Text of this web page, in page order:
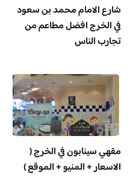
شارع الامام محمد بن سعود
في الخرج افضل مطاعم من
تجارب الناس
مقهي سينابون في الخرج (
الاسعار + المنيو + الموقع )